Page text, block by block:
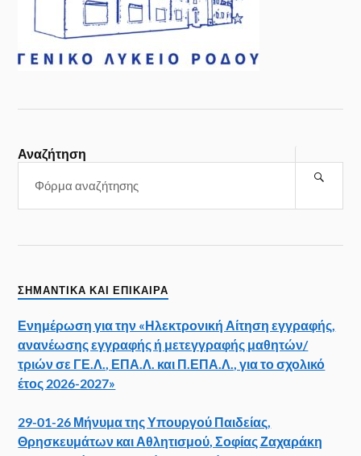
Αναζήτηση
ΣΗΜΑΝΤΙΚΑ ΚΑΙ ΕΠΙΚΑΙΡΑ
Ενημέρωση για την «Ηλεκτρονική Αίτηση εγγραφής,
ανανέωσης εγγραφής ή μετεγγραφής μαθητών/
τριών σε ΓΕ.Λ., ΕΠΑ.Λ. και Π.ΕΠΑ.Λ., για το σχολικό
έτος 2026-2027»
29-01-26 Μήνυμα της Υπουργού Παιδείας,
Θρησκευμάτων και Αθλητισμού, Σοφίας Ζαχαράκη